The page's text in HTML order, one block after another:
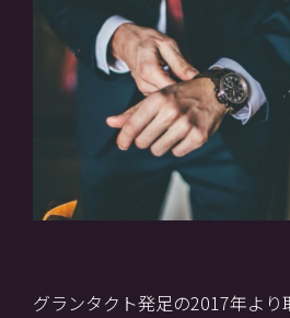
グランタクト発足の2017年よ